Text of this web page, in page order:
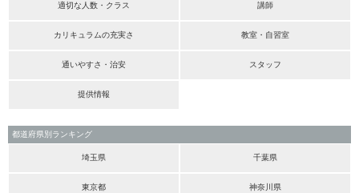
適切な人数・クラス 講師
カリキュラムの充実さ 教室・自習室
通いやすさ・治安 スタッフ
提供情報
都道府県別ランキング
埼玉県 千葉県
東京都 神奈川県